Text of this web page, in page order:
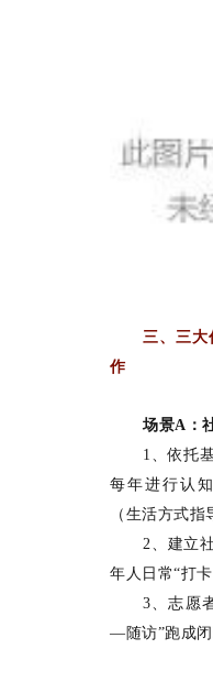
三、三大
作
场景A：
1、依托
每年进行认
（生活方式指
2、建立
年人日常“打卡
3、志愿
—随访”跑成闭